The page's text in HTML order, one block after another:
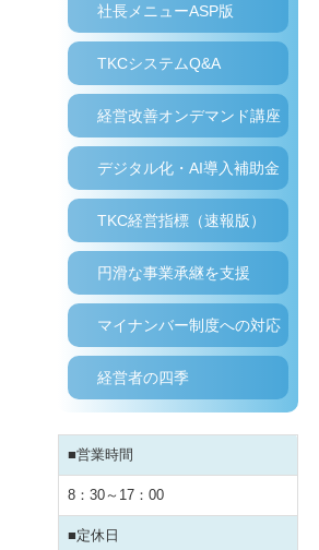
社長メニューASP版
TKCシステムQ&A
経営改善オンデマンド講座
デジタル化・AI導入補助金
TKC経営指標（速報版）
円滑な事業承継を支援
マイナンバー制度への対応
経営者の四季
■営業時間
8：30～17：00
■定休日